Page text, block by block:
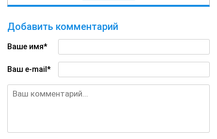
Добавить комментарий
Ваше имя*
Ваш e-mail*